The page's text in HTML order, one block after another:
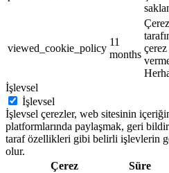
viewed_cookie_policy
11
months
İşlevsel
İşlevsel
İşlevsel çerezler, web sitesinin
platformlarında paylaşmak, geri
taraf özellikleri gibi belirli işlevlerin
olur.
Çerez
Süre